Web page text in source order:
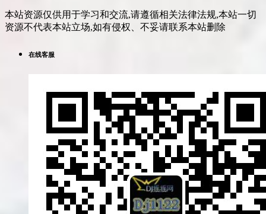
本站资源仅供用于学习和交流,请遵循相关法律法规,本站一切
资源不代表本站立场,如有侵权、不妥请联系本站删除
在线客服